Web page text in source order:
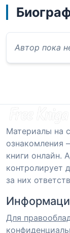
Автор пока
Материалы на
ознакомления
книги онлайн.
контролирует
за них
Для